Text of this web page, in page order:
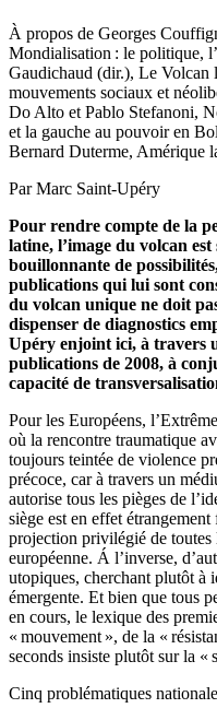
À propos de Georges
Mondialisation : le politique,
Gaudichaud (dir.), Le Volcan
mouvements sociaux et
Do Alto et Pablo Stefanoni,
et la gauche au pouvoir en
Bernard Duterme, Amérique
Par Marc Saint-Upéry
Pour rendre compte de la
latine, l’image du volcan
bouillonnante de
publications qui lui sont
du volcan unique ne doit
dispenser de diagnostics
Upéry enjoint ici, à travers
publications de 2008, à
capacité de
Pour les Européens,
où la rencontre traumatique
toujours teintée de violence
précoce, car à travers un
autorise tous les pièges de
siège est en effet
projection privilégié de toutes
européenne. Á l’inverse,
utopiques, cherchant plutôt à
émergente. Et bien que tous
en cours, le lexique des
« mouvement », de la «
seconds insiste plutôt sur la «
Cinq problématiques